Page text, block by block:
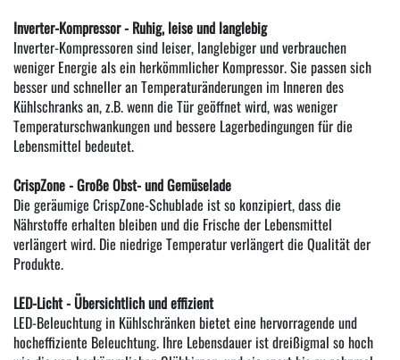
Inverter-Kompressor - Ruhig, leise und langlebig
Inverter-Kompressoren sind leiser, langlebiger und verbrauchen
weniger Energie als ein herkömmlicher Kompressor. Sie passen sich
besser und schneller an Temperaturänderungen im Inneren des
Kühlschranks an, z.B. wenn die Tür geöffnet wird, was weniger
Temperaturschwankungen und bessere Lagerbedingungen für die
Lebensmittel bedeutet.
CrispZone - Große Obst- und Gemüselade
Die geräumige CrispZone-Schublade ist so konzipiert, dass die
Nährstoffe erhalten bleiben und die Frische der Lebensmittel
verlängert wird. Die niedrige Temperatur verlängert die Qualität der
Produkte.
LED-Licht - Übersichtlich und effizient
LED-Beleuchtung in Kühlschränken bietet eine hervorragende und
hocheffiziente Beleuchtung. Ihre Lebensdauer ist dreißigmal so hoch